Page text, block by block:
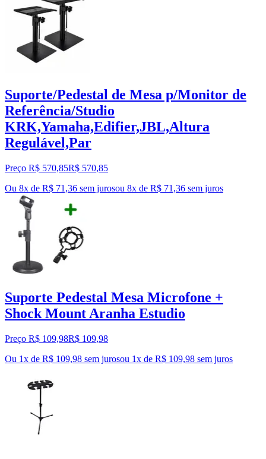
Suporte/Pedestal de Mesa p/Monitor de
Referência/Studio
KRK,Yamaha,Edifier,JBL,Altura
Regulável,Par
Preço R$ 570,85R$ 570,85
Ou 8x de R$ 71,36 sem jurosou 8x de R$ 71,36 sem juros
Suporte Pedestal Mesa Microfone +
Shock Mount Aranha Estudio
Preço R$ 109,98R$ 109,98
Ou 1x de R$ 109,98 sem jurosou 1x de R$ 109,98 sem juros